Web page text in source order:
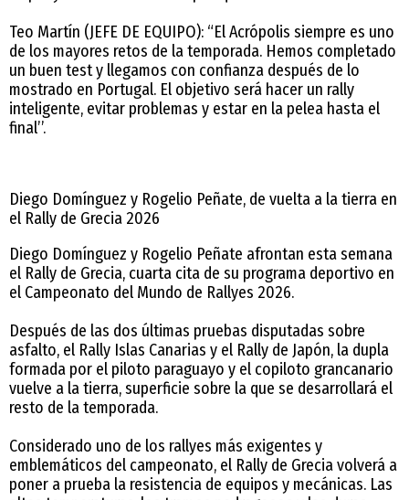
Teo Martín (JEFE DE EQUIPO): “El Acrópolis siempre es uno
de los mayores retos de la temporada. Hemos completado
un buen test y llegamos con confianza después de lo
mostrado en Portugal. El objetivo será hacer un rally
inteligente, evitar problemas y estar en la pelea hasta el
final’’.
Diego Domínguez y Rogelio Peñate, de vuelta a la tierra en
el Rally de Grecia 2026
Diego Domínguez y Rogelio Peñate afrontan esta semana
el Rally de Grecia, cuarta cita de su programa deportivo en
el Campeonato del Mundo de Rallyes 2026.
Después de las dos últimas pruebas disputadas sobre
asfalto, el Rally Islas Canarias y el Rally de Japón, la dupla
formada por el piloto paraguayo y el copiloto grancanario
vuelve a la tierra, superficie sobre la que se desarrollará el
resto de la temporada.
Considerado uno de los rallyes más exigentes y
emblemáticos del campeonato, el Rally de Grecia volverá a
poner a prueba la resistencia de equipos y mecánicas. Las